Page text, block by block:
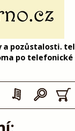
a pozůstalosti. tel
po telefonické